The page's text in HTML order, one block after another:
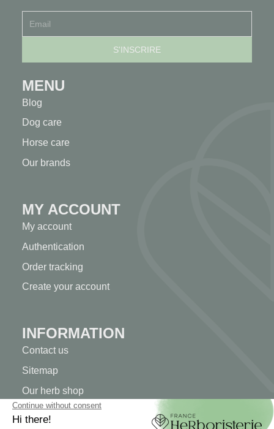
MENU
Blog
Dog care
Horse care
Our brands
MY ACCOUNT
My account
Authentication
Order tracking
Create your account
INFORMATION
Contact us
Sitemap
Our herb shop
Delivery